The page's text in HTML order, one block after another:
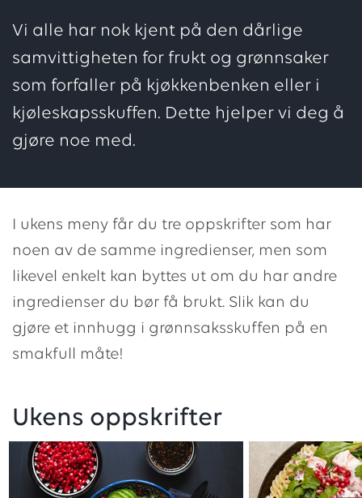
Vi alle har nok kjent på den dårlige
samvittigheten for frukt og grønnsaker
som forfaller på kjøkkenbenken eller i
kjøleskapsskuffen. Dette hjelper vi deg å
gjøre noe med.
I ukens meny får du tre oppskrifter som har
noen av de samme ingredienser, men som
likevel enkelt kan byttes ut om du har andre
ingredienser du bør få brukt. Slik kan du
gjøre et innhugg i grønnsaksskuffen på en
smakfull måte!
Ukens oppskrifter